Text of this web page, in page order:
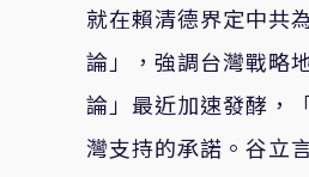
就在賴清德界定中共
論」，強調台灣戰略
論」最近加速發酵，
灣支持的承諾。谷立